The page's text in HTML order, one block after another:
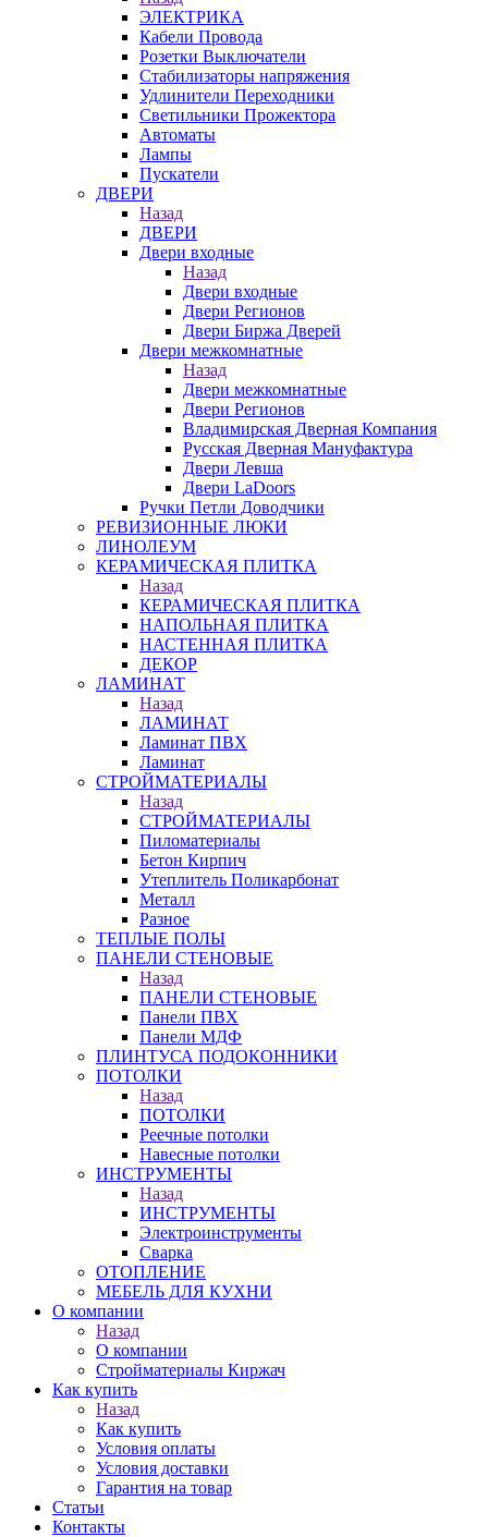
ЭЛЕКТРИКА
Кабели Провода
Розетки Выключатели
Стабилизаторы напряжения
Удлинители Переходники
Светильники Прожектора
Автоматы
Лампы
Пускатели
ДВЕРИ
Назад
ДВЕРИ
Двери входные
Назад
Двери входные
Двери Регионов
Двери Биржа Дверей
Двери межкомнатные
Назад
Двери межкомнатные
Двери Регионов
Владимирская Дверная Компания
Русская Дверная Мануфактура
Двери Левша
Двери LaDoors
Ручки Петли Доводчики
РЕВИЗИОННЫЕ ЛЮКИ
ЛИНОЛЕУМ
КЕРАМИЧЕСКАЯ ПЛИТКА
Назад
КЕРАМИЧЕСКАЯ ПЛИТКА
НАПОЛЬНАЯ ПЛИТКА
НАСТЕННАЯ ПЛИТКА
ДЕКОР
ЛАМИНАТ
Назад
ЛАМИНАТ
Ламинат ПВХ
Ламинат
СТРОЙМАТЕРИАЛЫ
Назад
СТРОЙМАТЕРИАЛЫ
Пиломатериалы
Бетон Кирпич
Утеплитель Поликарбонат
Металл
Разное
ТЕПЛЫЕ ПОЛЫ
ПАНЕЛИ СТЕНОВЫЕ
Назад
ПАНЕЛИ СТЕНОВЫЕ
Панели ПВХ
Панели МДФ
ПЛИНТУСА ПОДОКОННИКИ
ПОТОЛКИ
Назад
ПОТОЛКИ
Реечные потолки
Навесные потолки
ИНСТРУМЕНТЫ
Назад
ИНСТРУМЕНТЫ
Электроинструменты
Сварка
ОТОПЛЕНИЕ
МЕБЕЛЬ ДЛЯ КУХНИ
О компании
Назад
О компании
Стройматериалы Киржач
Как купить
Назад
Как купить
Условия оплаты
Условия доставки
Гарантия на товар
Статьи
Контакты